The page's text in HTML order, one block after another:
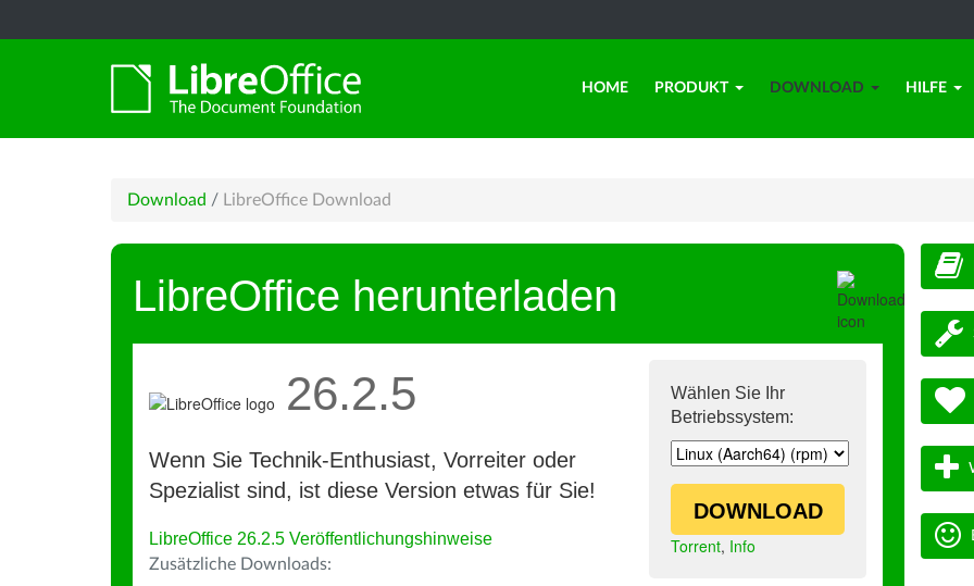
HOME PRODUKT DOWNLOAD HILFE
Download / LibreOffice Download
LibreOffice herunterladen
Wählen Sie Ihr
Betriebssystem:
DOWNLOAD
Torrent, Info
26.2.5
Wenn Sie Technik-Enthusiast, Vorreiter oder
Spezialist sind, ist diese Version etwas für Sie!
LibreOffice 26.2.5 Veröffentlichungshinweise
Zusätzliche Downloads: